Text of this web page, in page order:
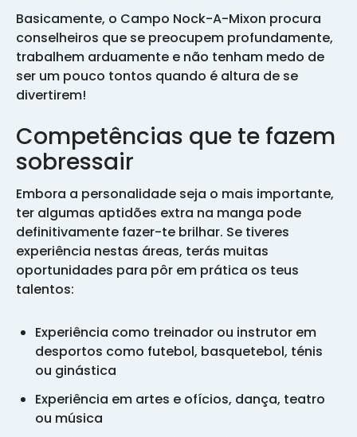
Basicamente, o Campo Nock-A-Mixon procura
conselheiros que se preocupem profundamente,
trabalhem arduamente e não tenham medo de
ser um pouco tontos quando é altura de se
divertirem!
Competências que te fazem
sobressair
Embora a personalidade seja o mais importante,
ter algumas aptidões extra na manga pode
definitivamente fazer-te brilhar. Se tiveres
experiência nestas áreas, terás muitas
oportunidades para pôr em prática os teus
talentos:
Experiência como treinador ou instrutor em
desportos como futebol, basquetebol, ténis
ou ginástica
Experiência em artes e ofícios, dança, teatro
ou música